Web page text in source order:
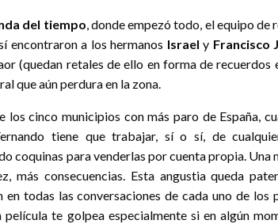
del tiempo, donde empezó todo, el equipo
encontraron a los hermanos Israel y Francisco
(quedan retales de ello en forma de recuerdos
que aún perdura en la zona.
los cinco municipios con más paro de España,
tiene que trabajar, sí o sí, de
coquinas para venderlas por cuenta propia. Una
más consecuencias. Esta angustia queda
todas las conversaciones de cada uno de los
película te golpea especialmente si en algún